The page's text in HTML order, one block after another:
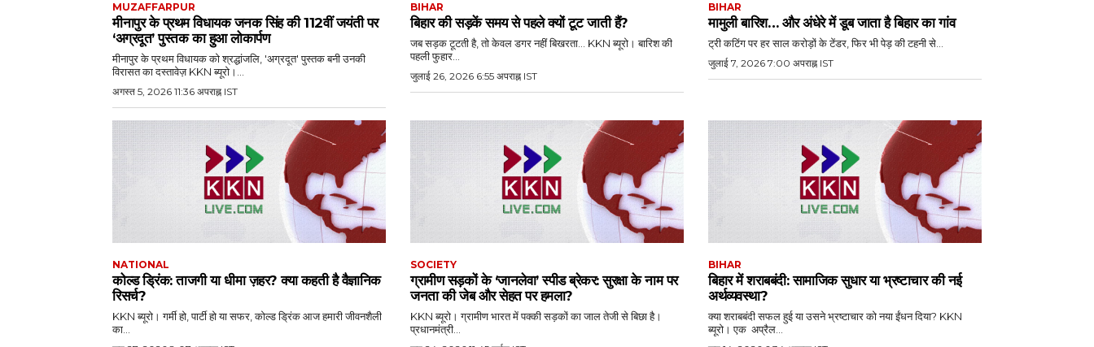
MUZAFFARPUR
मीनापुर के प्रथम विधायक जनक सिंह की 112वीं जयंती पर
‘अग्रदूत’ पुस्तक का हुआ लोकार्पण
मीनापुर के प्रथम विधायक को श्रद्धांजलि, 'अग्रदूत' पुस्तक बनी उनकी
विरासत का दस्तावेज़ KKN ब्यूरो।...
अगस्त 5, 2026 11:36 अपराह्न IST
BIHAR
बिहार की सड़कें समय से पहले क्यों टूट जाती हैं?
जब सड़क टूटती है, तो केवल डगर नहीं बिखरता... KKN ब्यूरो। बारिश की
पहली फुहार...
जुलाई 26, 2026 6:55 अपराह्न IST
BIHAR
मामुली बारिश… और अंधेरे में डूब जाता है बिहार का गांव
ट्री कटिंग पर हर साल करोड़ों के टेंडर, फिर भी पेड़ की टहनी से...
जुलाई 7, 2026 7:00 अपराह्न IST
NATIONAL
कोल्ड ड्रिंक: ताजगी या धीमा ज़हर? क्या कहती है वैज्ञानिक
रिसर्च?
KKN ब्यूरो। गर्मी हो, पार्टी हो या सफर, कोल्ड ड्रिंक आज हमारी जीवनशैली
का...
SOCIETY
ग्रामीण सड़कों के ‘जानलेवा’ स्पीड ब्रेकर: सुरक्षा के नाम पर
जनता की जेब और सेहत पर हमला?
KKN ब्यूरो। ग्रामीण भारत में पक्की सड़कों का जाल तेजी से बिछा है।
प्रधानमंत्री...
BIHAR
बिहार में शराबबंदी: सामाजिक सुधार या भ्रष्टाचार की नई
अर्थव्यवस्था?
क्या शराबबंदी सफल हुई या उसने भ्रष्टाचार को नया ईंधन दिया? KKN
ब्यूरो। एक अप्रैल...